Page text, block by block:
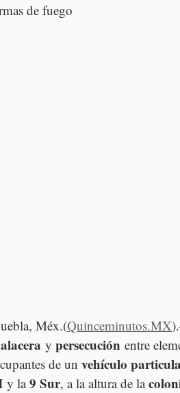
de fuego
Méx.(Quinceminutos.MX
y persecución entre
de un vehículo
y la 9 Sur, a la altura de la